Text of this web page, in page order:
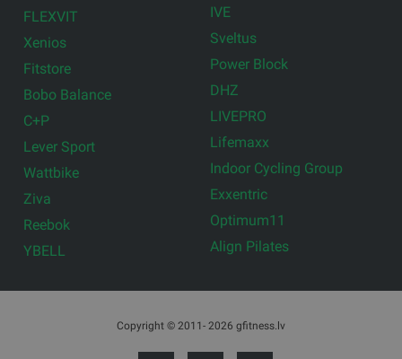
FLEXVIT
Xenios
Fitstore
Bobo Balance
C+P
Lever Sport
Wattbike
Ziva
Reebok
YBELL
IVE
Sveltus
Power Block
DHZ
LIVEPRO
Lifemaxx
Indoor Cycling Group
Exxentric
Optimum11
Align Pilates
Copyright © 2011- 2026 gfitness.lv